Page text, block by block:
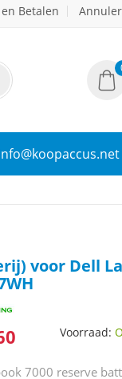
Betalen
voor Dell
Voorraad:
7000 reserve